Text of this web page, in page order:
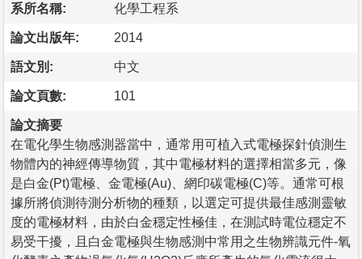
系所名稱: 化學工程系
論文出版年: 2014
語文別: 中文
論文頁數: 101
論文摘要
在電化學生物感測器當中，通常用可植入式電極探針偵測生
物體內的神經傳導物質，其中電極材料的選擇相當多元，像
是白金(Pt)電極、金電極(Au)、網印碳電極(C)等。通常可根
據所將偵測待測分析物的種類，以選定可提供最佳感測靈敏
度的電極材料，由於白金穩定性極佳，在測試時電位穩定不
易受干擾，且白金電極與生物感測中常用之生物辨識元件-氧